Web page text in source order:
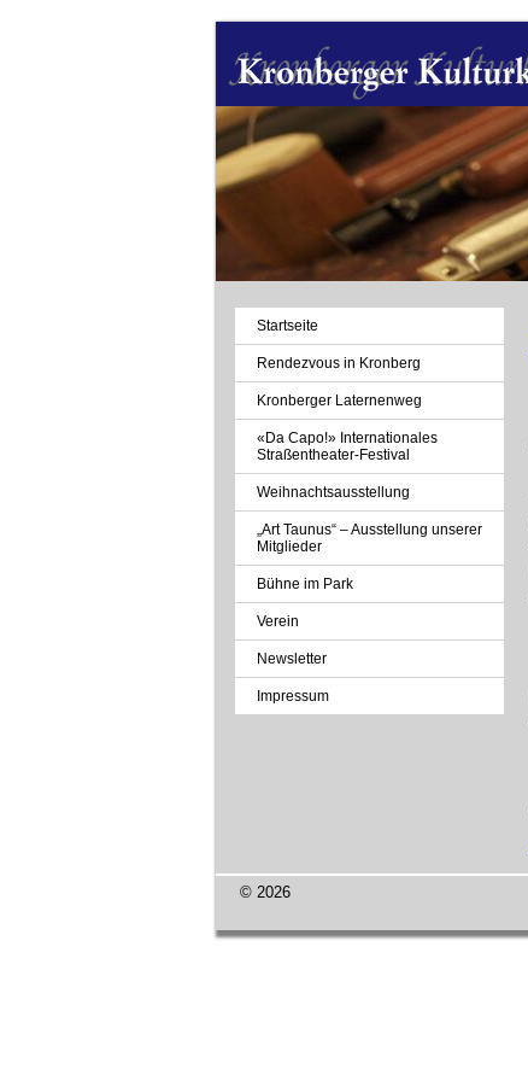
Navigation
überspringen
Startseite
Rendezvous in Kronberg
Kronberger Laternenweg
«Da Capo!» Internationales
Straßentheater-Festival
Weihnachtsausstellung
„Art Taunus“ – Ausstellung unserer
Mitglieder
Bühne im Park
Verein
Newsletter
Impressum
© 2026